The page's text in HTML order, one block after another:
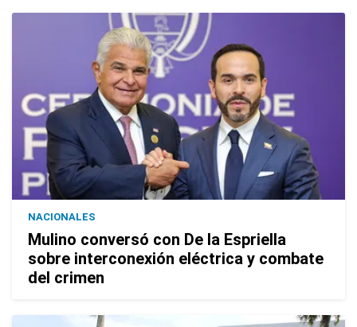
NACIONALES
Mulino conversó con De la Espriella
sobre interconexión eléctrica y combate
del crimen